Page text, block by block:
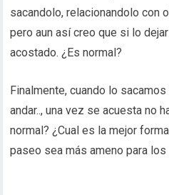
sacandolo, relacionandolo con
pero aun así creo que si lo
acostado. ¿Es normal?
Finalmente, cuando lo
andar.., una vez se acuesta no
normal? ¿Cual es la mejor
paseo sea más ameno para los